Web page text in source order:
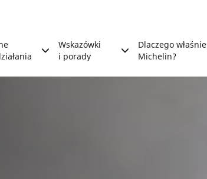
Wskazówki
i porady
Dlaczego właśnie
Michelin?